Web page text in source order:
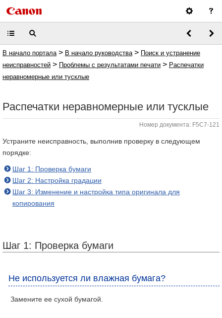
В начало портала > В начало руководства > Поиск и устранение
неисправностей > Проблемы с результатами печати > Распечатки
неравномерные или тусклые
Распечатки неравномерные или тусклые
Номер документа: F5C7-121
Устраните неисправность, выполнив проверку в следующем
порядке:
Шаг 1: Проверка бумаги
Шаг 2: Настройка градации
Шаг 3: Изменение и настройка типа оригинала для
копирования
Шаг 1: Проверка бумаги
Не используется ли влажная бумага?
Замените ее сухой бумагой.